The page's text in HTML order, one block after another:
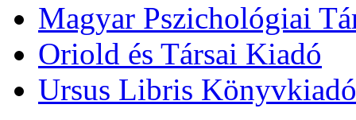
Magyar Pszichológiai
Oriold és Társai Kiadó
Ursus Libris Könyvkiadó